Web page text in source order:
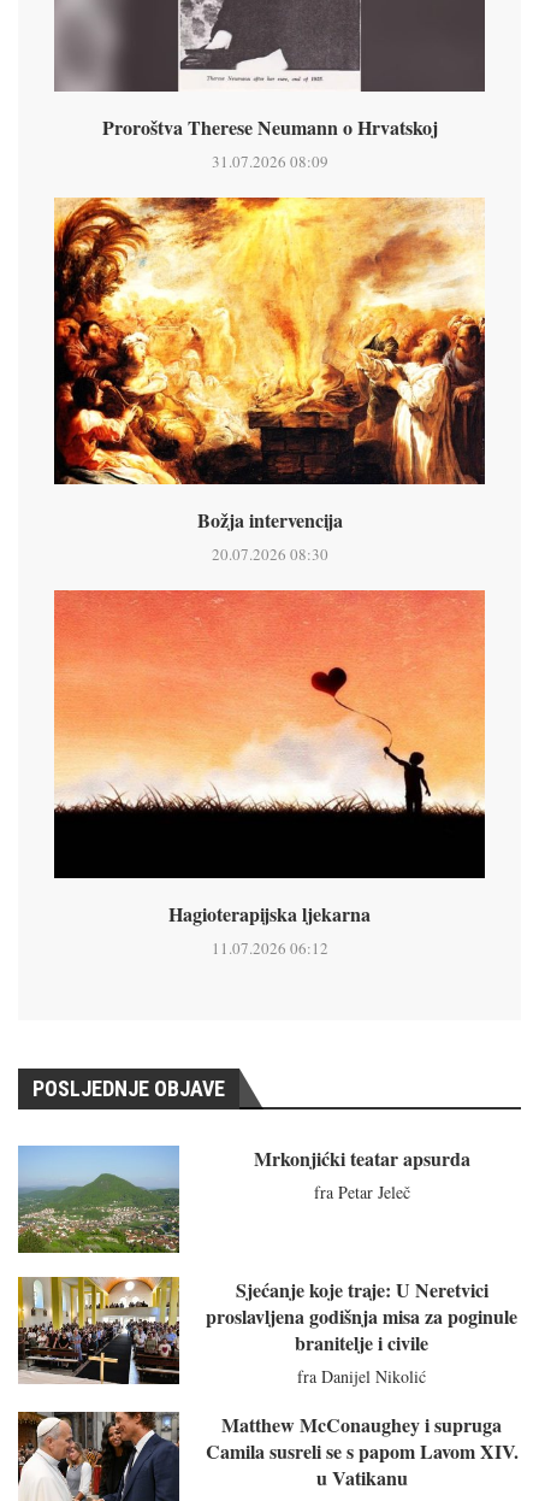
Proroštva Therese Neumann o Hrvatskoj
31.07.2026 08:09
Božja intervencija
20.07.2026 08:30
Hagioterapijska ljekarna
11.07.2026 06:12
POSLJEDNJE OBJAVE
Mrkonjićki teatar apsurda
fra Petar Jeleč
Sjećanje koje traje: U Neretvici
proslavljena godišnja misa za poginule
branitelje i civile
fra Danijel Nikolić
Matthew McConaughey i supruga
Camila susreli se s papom Lavom XIV.
u Vatikanu